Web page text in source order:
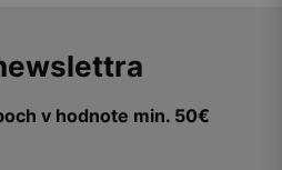
v hodnote min. 50€